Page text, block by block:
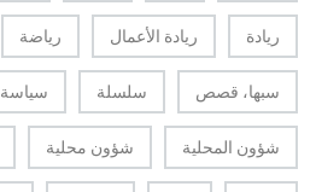
ريادة ريادة الأعمال رياضة
سبها، قصص سلسلة سياسة
شؤون المحلية شؤون محلية